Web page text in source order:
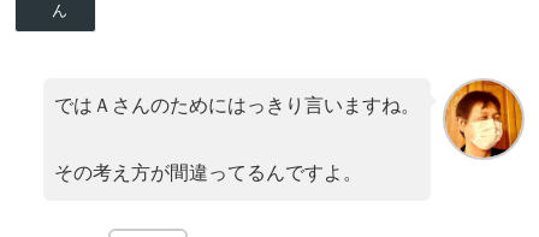
ん
ではＡさんのためにはっきり言いますね。
その考え方が間違ってるんですよ。